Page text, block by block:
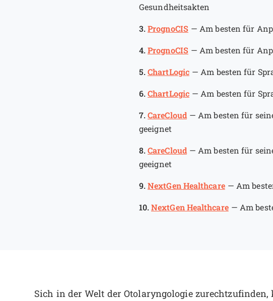
Gesundheitsakten
3.PrognoCIS — Am besten für
4.PrognoCIS — Am besten für
5.ChartLogic — Am besten für
6.ChartLogic — Am besten für
7.CareCloud — Am besten für
geeignet
8.CareCloud — Am besten für
geeignet
9.NextGen Healthcare — Am
10.NextGen Healthcare — Am
Sich in der Welt der Otolaryngologie